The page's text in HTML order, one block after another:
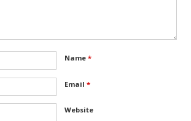
Name *
Email *
Website